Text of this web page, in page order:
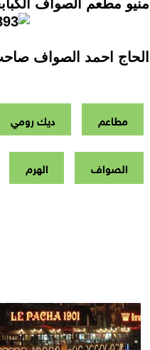
منيو مطعم الصواف
الحاج احمد الصواف
مطاعم ديك رومي
الصواف الهرم